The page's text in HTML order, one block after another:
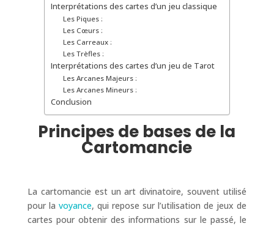
Interprétations des cartes d’un jeu classique
Les Piques :
Les Cœurs :
Les Carreaux :
Les Trèfles :
Interprétations des cartes d’un jeu de Tarot
Les Arcanes Majeurs :
Les Arcanes Mineurs :
Conclusion
Principes de bases de la
Cartomancie
La cartomancie est un art divinatoire, souvent utilisé
pour la voyance, qui repose sur l’utilisation de jeux de
cartes pour obtenir des informations sur le passé, le